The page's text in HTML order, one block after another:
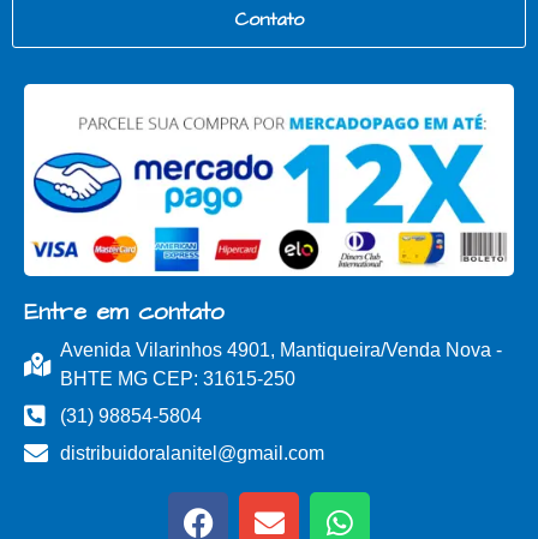
Contato
Entre em contato
Avenida Vilarinhos 4901, Mantiqueira/Venda Nova -
BHTE MG CEP: 31615-250
(31) 98854-5804
distribuidoralanitel@gmail.com